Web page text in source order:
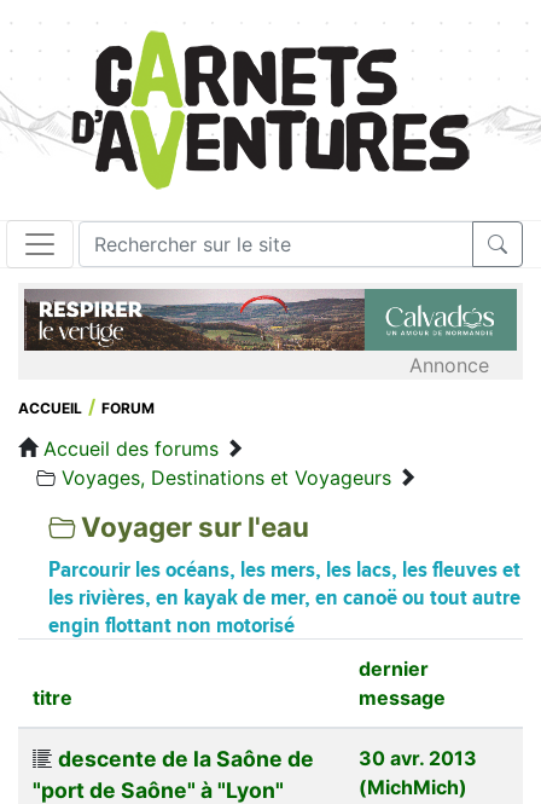
Annonce
ACCUEIL FORUM
Accueil des forums
Voyages, Destinations et Voyageurs
Voyager sur l'eau
Parcourir les océans, les mers, les lacs, les fleuves et
les rivières, en kayak de mer, en canoë ou tout autre
engin flottant non motorisé
titre
dernier
message
descente de la Saône de
"port de Saône" à "Lyon"
30 avr. 2013
(MichMich)